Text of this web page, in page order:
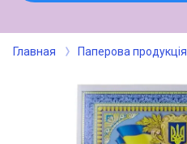
Главная Паперова продукція